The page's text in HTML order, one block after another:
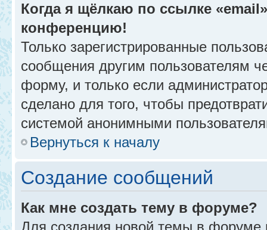
Когда я щёлкаю по ссылке
конференцию!
Только зарегистрированные
сообщения другим пользователям
форму, и только если
сделано для того, чтобы
системой анонимными
Вернуться к началу
Создание сообщений
Как мне создать тему в форуме?
Для создания новой темы в форуме